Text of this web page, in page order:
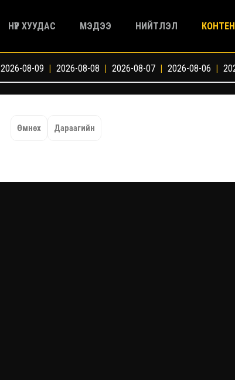
НҮҮР ХУУДАС МЭДЭЭ НИЙТЛЭЛ
2026-08-09 | 2026-08-08 | 2026-08-07 | 2026-08-06 |
Өмнөх Дараагийн